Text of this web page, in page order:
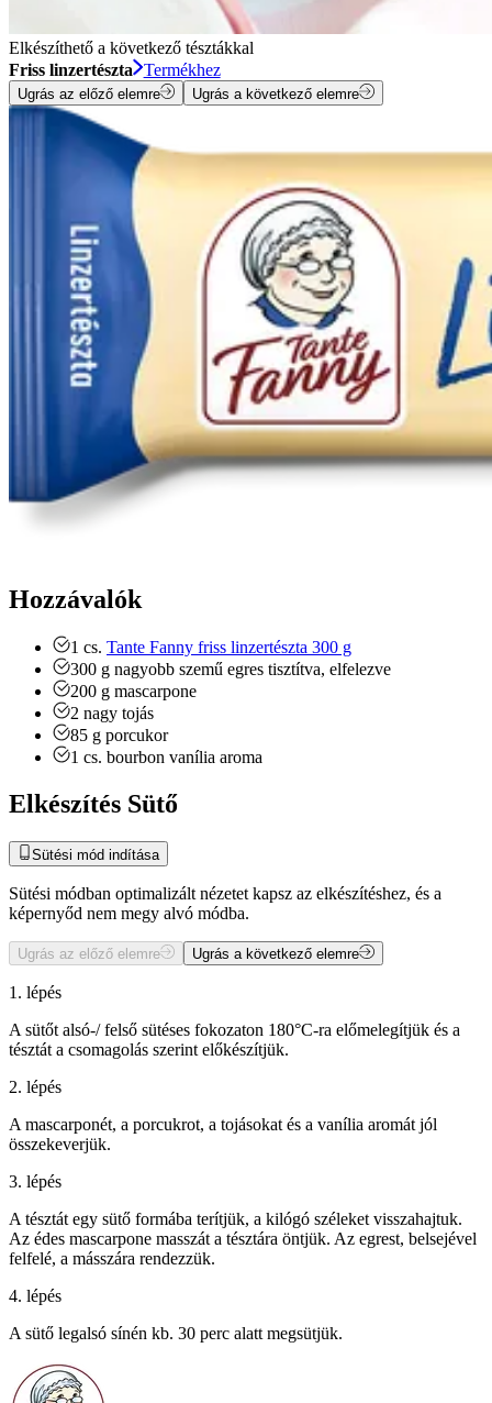
Elkészíthető a következő tésztákkal
Friss linzertészta
Termékhez
Ugrás az előző elemre Ugrás a következő elemre
Hozzávalók
1 cs. Tante Fanny friss linzertészta 300 g
300 g nagyobb szemű egres tisztítva, elfelezve
200 g mascarpone
2 nagy tojás
85 g porcukor
1 cs. bourbon vanília aroma
Elkészítés Sütő
Sütési mód indítása
Sütési módban optimalizált nézetet kapsz az elkészítéshez, és a
képernyőd nem megy alvó módba.
Ugrás az előző elemre Ugrás a következő elemre
1. lépés
A sütőt alsó-/ felső sütéses fokozaton 180°C-ra előmelegítjük és a
tésztát a csomagolás szerint előkészítjük.
2. lépés
A mascarponét, a porcukrot, a tojásokat és a vanília aromát jól
összekeverjük.
3. lépés
A tésztát egy sütő formába terítjük, a kilógó széleket visszahajtuk.
Az édes mascarpone masszát a tésztára öntjük. Az egrest, belsejével
felfelé, a másszára rendezzük.
4. lépés
A sütő legalsó sínén kb. 30 perc alatt megsütjük.